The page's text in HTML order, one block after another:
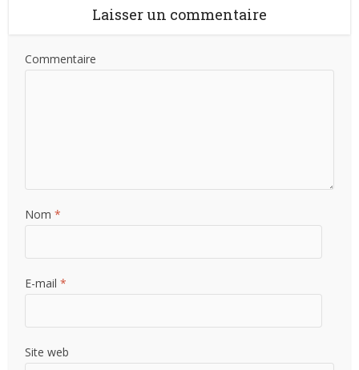
Laisser un commentaire
Commentaire
Nom*
E-mail*
Site web